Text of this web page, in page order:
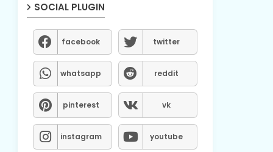
SOCIAL PLUGIN
facebook twitter
whatsapp reddit
pinterest vk
instagram youtube